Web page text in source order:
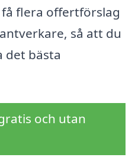
flera offertförslag
så att du
det bästa
och utan